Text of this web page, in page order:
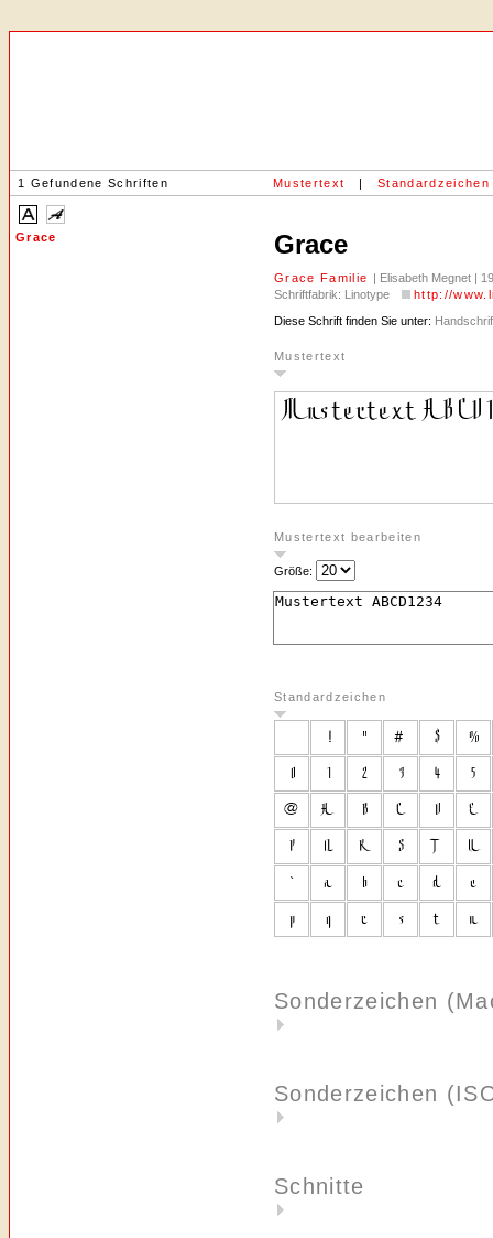
1 Gefundene Schriften Mustertext | Standardzeichen
Grace Grace
Grace Familie | Elisabeth Megnet |
Schriftfabrik: Linotype
http://
Diese Schrift finden Sie unter:
Mustertext
Mustertext bearbeiten
Größe:
Standardzeichen
Sonderzeichen
Sonderzeichen
Schnitte